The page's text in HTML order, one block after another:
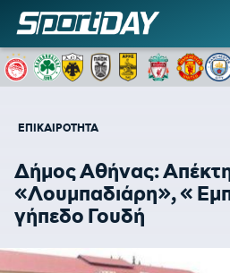
ΕΠΙΚΑΙΡΟΤΗΤΑ
Δήμος Αθήνας:
«Λουμπαδιάρη», «
γήπεδο Γουδή